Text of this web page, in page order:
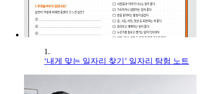
1.
‘내게 맞는 일자리 찾기’ 일자리 탐험 노트